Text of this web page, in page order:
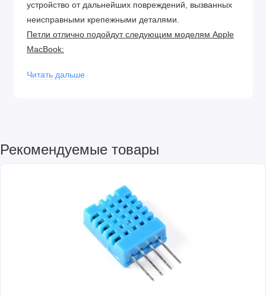
устройство от дальнейших повреждений, вызванных
неисправными крепежными деталями.
Петли отлично подойдут следующим моделям Apple
MacBook:
MacBook Pro 15" A1286 Mid 2009
Читать дальше
Рекомендуемые товары